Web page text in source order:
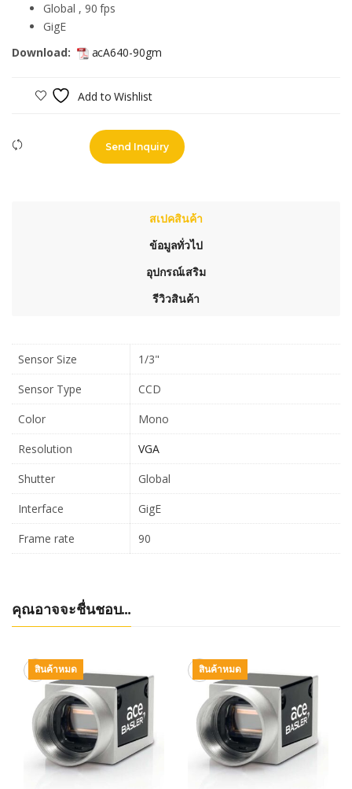
Global , 90 fps
GigE
Download:
acA640-90gm
Add to Wishlist
Send Inquiry
สเปคสินค้า
ข้อมูลทั่วไป
อุปกรณ์เสริม
รีวิวสินค้า
Sensor Size
1/3"
Sensor Type
CCD
Color
Mono
Resolution
VGA
Shutter
Global
Interface
GigE
Frame rate
90
คุณอาจจะชื่นชอบ…
สินค้าหมด สินค้าหมด